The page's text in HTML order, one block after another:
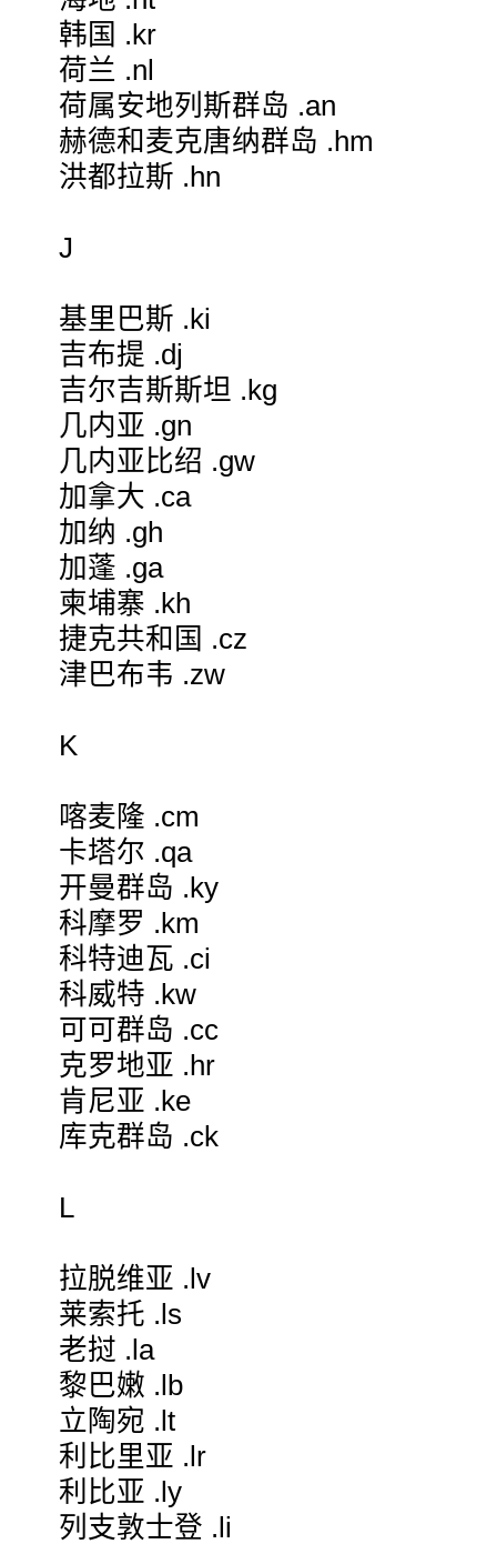
韩国 .kr
荷兰 .nl
荷属安地列斯群岛 .an
赫德和麦克唐纳群岛 .hm
洪都拉斯 .hn
J
基里巴斯 .ki
吉布提 .dj
吉尔吉斯斯坦 .kg
几内亚 .gn
几内亚比绍 .gw
加拿大 .ca
加纳 .gh
加蓬 .ga
柬埔寨 .kh
捷克共和国 .cz
津巴布韦 .zw
K
喀麦隆 .cm
卡塔尔 .qa
开曼群岛 .ky
科摩罗 .km
科特迪瓦 .ci
科威特 .kw
可可群岛 .cc
克罗地亚 .hr
肯尼亚 .ke
库克群岛 .ck
L
拉脱维亚 .lv
莱索托 .ls
老挝 .la
黎巴嫩 .lb
立陶宛 .lt
利比里亚 .lr
利比亚 .ly
列支敦士登 .li